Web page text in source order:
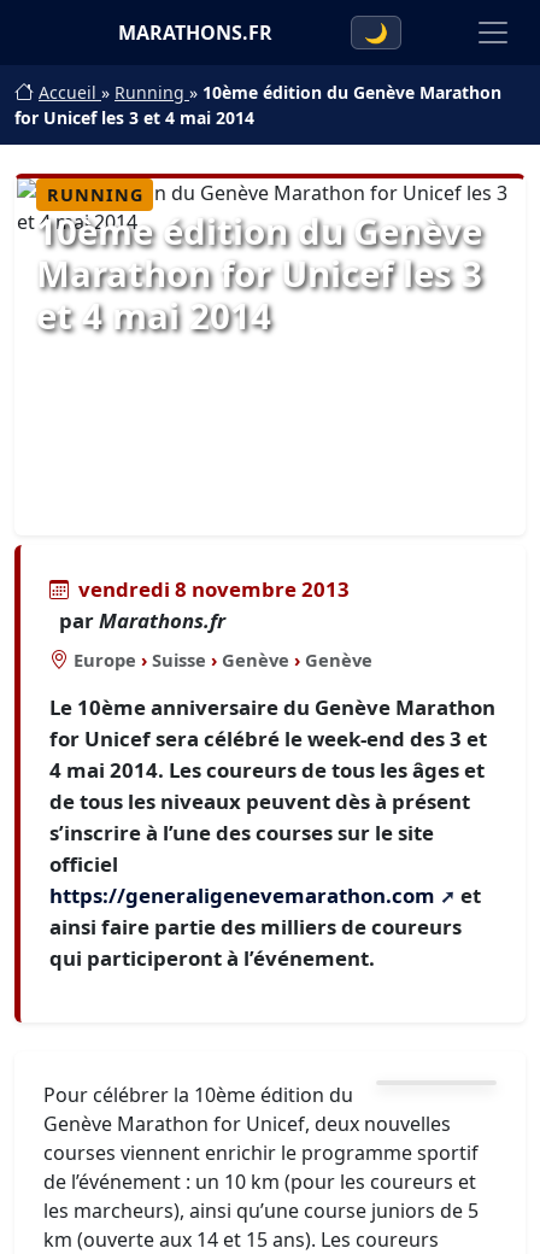
MARATHONS.FR 🌙
Accueil » Running » 10ème édition du Genève Marathon
for Unicef les 3 et 4 mai 2014
RUNNING
10ème édition du Genève
Marathon for Unicef les 3
et 4 mai 2014
vendredi 8 novembre 2013
parMarathons.fr
Europe › Suisse › Genève › Genève
Le 10ème anniversaire du Genève Marathon
for Unicef sera célébré le week-end des 3 et
4 mai 2014. Les coureurs de tous les âges et
de tous les niveaux peuvent dès à présent
s’inscrire à l’une des courses sur le site
officiel
https://generaligenevemarathon.com
et
ainsi faire partie des milliers de coureurs
qui participeront à l’événement.
Pour célébrer la 10ème édition du
Genève Marathon for Unicef, deux nouvelles
courses viennent enrichir le programme sportif
de l’événement : un 10 km (pour les coureurs et
les marcheurs), ainsi qu’une course juniors de 5
km (ouverte aux 14 et 15 ans). Les coureurs